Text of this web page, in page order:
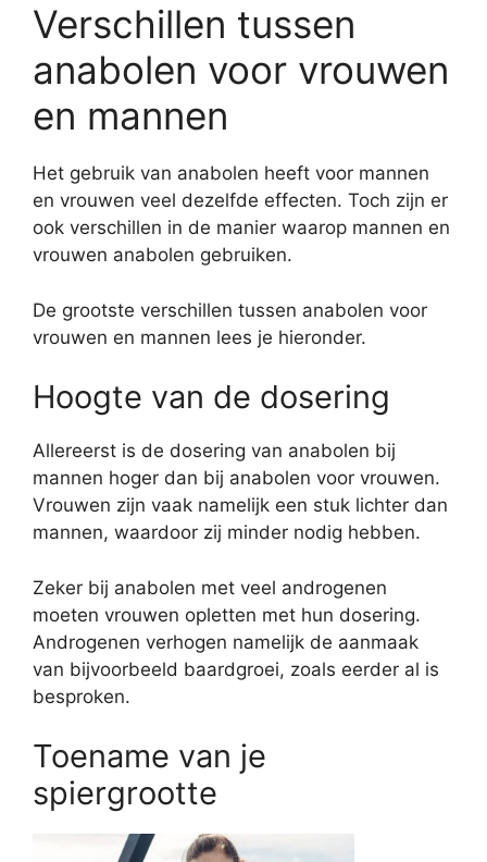
Verschillen tussen
anabolen voor vrouwen
en mannen
Het gebruik van anabolen heeft voor mannen
en vrouwen veel dezelfde effecten. Toch zijn er
ook verschillen in de manier waarop mannen en
vrouwen anabolen gebruiken.
De grootste verschillen tussen anabolen voor
vrouwen en mannen lees je hieronder.
Hoogte van de dosering
Allereerst is de dosering van anabolen bij
mannen hoger dan bij anabolen voor vrouwen.
Vrouwen zijn vaak namelijk een stuk lichter dan
mannen, waardoor zij minder nodig hebben.
Zeker bij anabolen met veel androgenen
moeten vrouwen opletten met hun dosering.
Androgenen verhogen namelijk de aanmaak
van bijvoorbeeld baardgroei, zoals eerder al is
besproken.
Toename van je
spiergrootte